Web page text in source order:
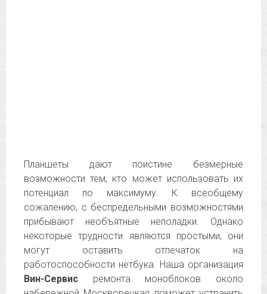
Планшеты дают поистине безмерные
возможности тем, кто может использовать их
потенциал по максимуму. К всеобщему
сожалению, с беспредельными возможностями
прибывают необъятные неполадки. Однако
некоторые трудности являются простыми, они
могут оставить отпечаток на
работоспособности нетбука. Наша организация
Вин-Сервис ремонта моноблоков около